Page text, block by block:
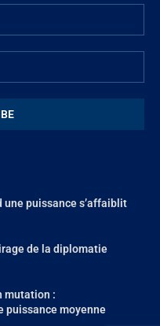
une puissance s’affaiblit
de la diplomatie
mutation :
puissance moyenne